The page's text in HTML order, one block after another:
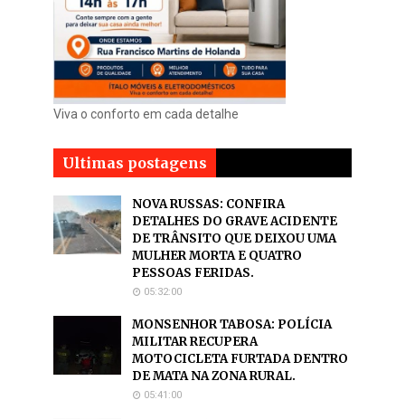
Viva o conforto em cada detalhe
Ultimas postagens
NOVA RUSSAS: CONFIRA
DETALHES DO GRAVE ACIDENTE
DE TRÂNSITO QUE DEIXOU UMA
MULHER MORTA E QUATRO
PESSOAS FERIDAS.
05:32:00
MONSENHOR TABOSA: POLÍCIA
MILITAR RECUPERA
MOTOCICLETA FURTADA DENTRO
DE MATA NA ZONA RURAL.
05:41:00